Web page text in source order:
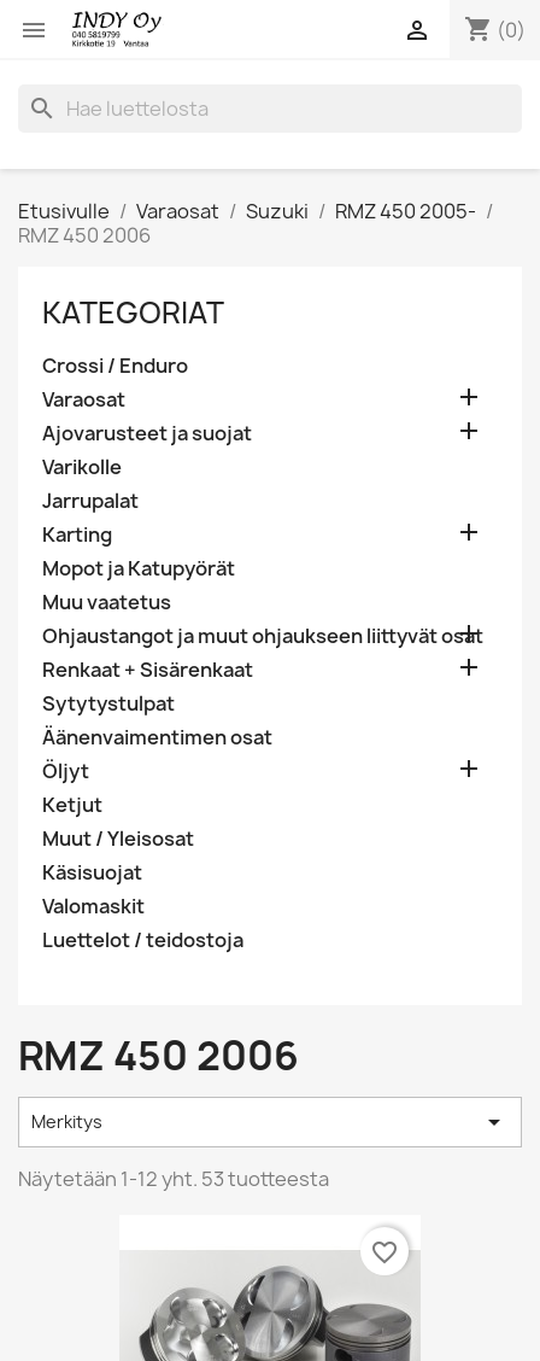
 shopping_cart (0)

search
Etusivulle Varaosat Suzuki
RMZ 450 2005-
RMZ 450 2006
KATEGORIAT
Crossi / Enduro
Varaosat

Ajovarusteet ja suojat 
Varikolle
Jarrupalat
Karting

Mopot ja Katupyörät
Muu vaatetus
Ohjaustangot ja muut ohjaukseen liittyvät osat

Renkaat + Sisärenkaat 
Sytytystulpat
Äänenvaimentimen osat
Öljyt

Ketjut
Muut / Yleisosat
Käsisuojat
Valomaskit
Luettelot / teidostoja
RMZ 450 2006
Merkitys 
Näytetään 1-12 yht. 53 tuotteesta
favorite_border